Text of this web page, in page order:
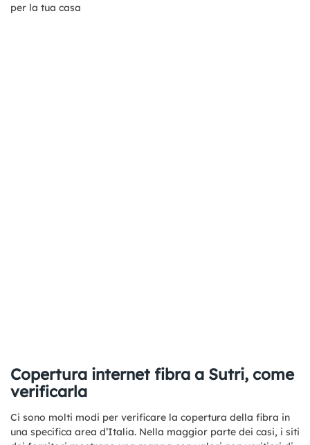
per la tua casa
Copertura internet fibra a Sutri, come
verificarla
Ci sono molti modi per verificare la copertura della fibra in
una specifica area d’Italia. Nella maggior parte dei casi, i siti